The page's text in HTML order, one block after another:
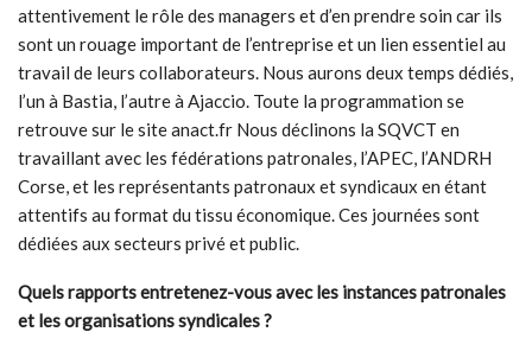
attentivement le rôle des managers et d’en prendre soin car ils
sont un rouage important de l’entreprise et un lien essentiel au
travail de leurs collaborateurs. Nous aurons deux temps dédiés,
l’un à Bastia, l’autre à Ajaccio. Toute la programmation se
retrouve sur le site anact.fr Nous déclinons la SQVCT en
travaillant avec les fédérations patronales, l’APEC, l’ANDRH
Corse, et les représentants patronaux et syndicaux en étant
attentifs au format du tissu économique. Ces journées sont
dédiées aux secteurs privé et public.
Quels rapports entretenez-vous avec les instances patronales
et les organisations syndicales ?